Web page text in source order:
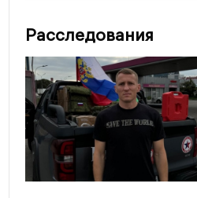
Расследования